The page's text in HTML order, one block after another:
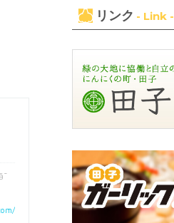
リンク - Link -